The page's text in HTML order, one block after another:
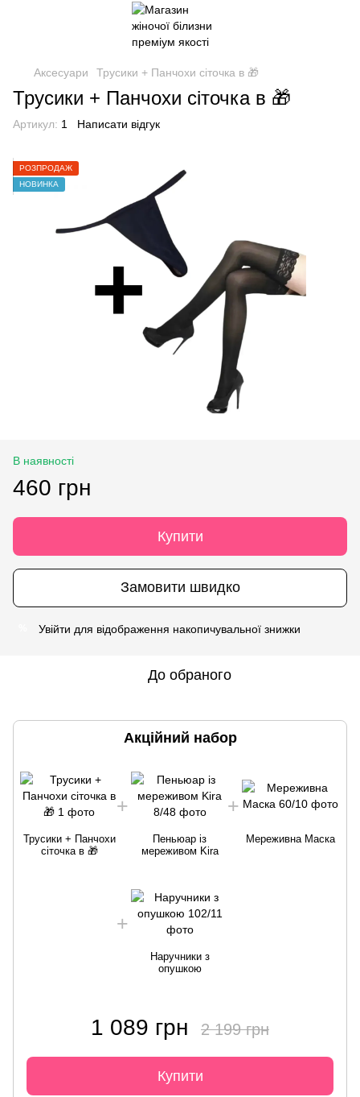
Аксесуари Трусики + Панчохи сіточка в 🎁
Трусики + Панчохи сіточка в 🎁
Артикул: 1 Написати відгук
РОЗПРОДАЖ
НОВИНКА
В наявності
460 грн
Купити
Замовити швидко
Увійти для відображення накопичувальної знижки
До обраного
Акційний набор
Трусики + Панчохи
сіточка в 🎁
Пеньюар із
мереживом Kira
Мереживна Маска
Наручники з
опушкою
1 089 грн 2 199 грн
Купити